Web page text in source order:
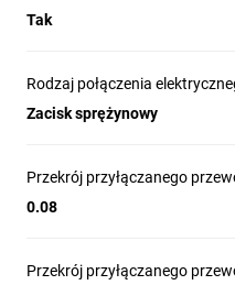
Tak
Rodzaj połączenia
Zacisk sprężynowy
Przekrój przyłączanego
0.08
Przekrój przyłączanego